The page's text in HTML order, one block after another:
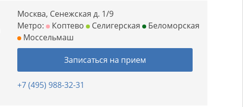
Москва, Сенежская д. 1/9
Метро:
Коптево Селигерская
Беломорская
Моссельмаш
Записаться на прием
+7 (495) 988-32-31